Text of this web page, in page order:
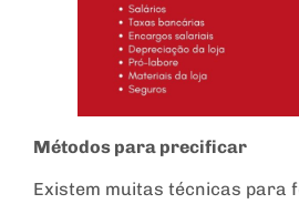
Métodos para precificar
Existem muitas técnicas para